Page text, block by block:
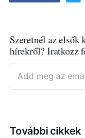
Szeretnél az elsők
hírekről? Iratkozz
Add meg az
További cikkek